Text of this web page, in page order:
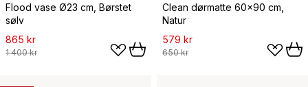
Flood vase Ø23 cm, Børstet
sølv
865 kr
1 400 kr
Clean dørmatte 60x90 cm,
Natur
579 kr
650 kr